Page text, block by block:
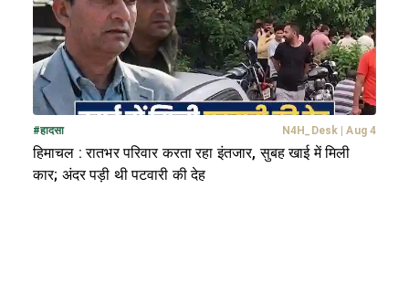
#हादसा N4H_Desk Aug 4
हिमाचल : रातभर परिवार करता रहा इंतजार, सुबह खाई में मिली
कार; अंदर पड़ी थी पटवारी की देह